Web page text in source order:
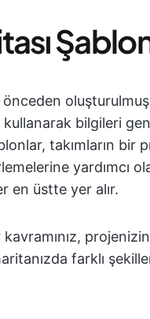
önceden
bilgileri
takımların bir
yardımcı
en üstte yer alır.
projenizin
farklı